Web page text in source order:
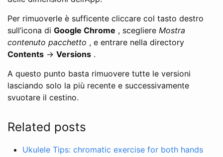
Per rimuoverle è sufficente cliccare col tasto destro
sull’icona di Google Chrome , scegliere Mostra
contenuto pacchetto , e entrare nella directory
Contents -> Versions .
A questo punto basta rimuovere tutte le versioni
lasciando solo la più recente e successivamente
svuotare il cestino.
Related posts
Ukulele Tips: chromatic exercise for both hands